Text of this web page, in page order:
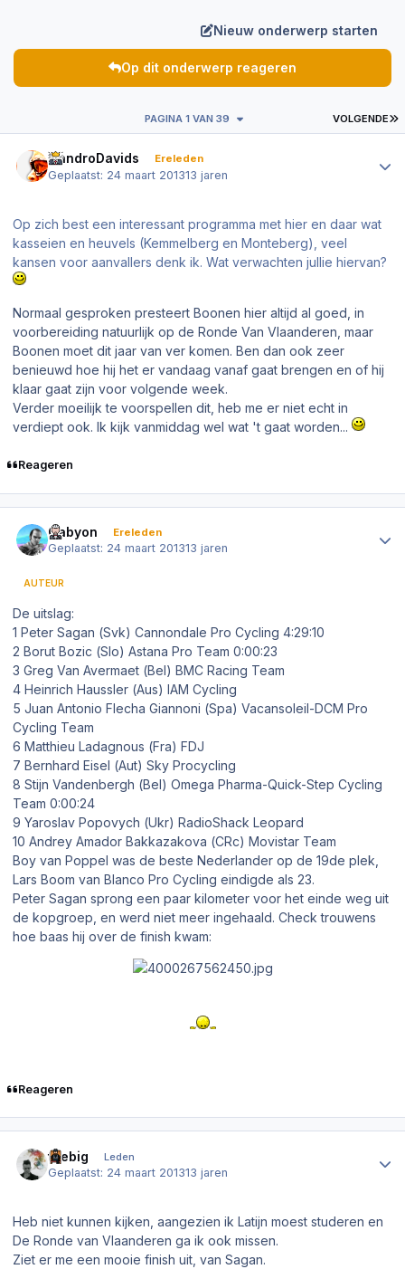
Nieuw onderwerp starten
Op dit onderwerp reageren
VOLGENDE
PAGINA 1 VAN 39
NandroDavids Ereleden
Geplaatst: 24 maart 201313 jaren
Op zich best een interessant programma met hier en daar wat
kasseien en heuvels (Kemmelberg en Monteberg), veel
kansen voor aanvallers denk ik. Wat verwachten jullie hiervan?
Normaal gesproken presteert Boonen hier altijd al goed, in
voorbereiding natuurlijk op de Ronde Van Vlaanderen, maar
Boonen moet dit jaar van ver komen. Ben dan ook zeer
benieuwd hoe hij het er vandaag vanaf gaat brengen en of hij
klaar gaat zijn voor volgende week.
Verder moeilijk te voorspellen dit, heb me er niet echt in
verdiept ook. Ik kijk vanmiddag wel wat 't gaat worden...
Reageren
Cabyon Ereleden
Geplaatst: 24 maart 201313 jaren
AUTEUR
De uitslag:
1 Peter Sagan (Svk) Cannondale Pro Cycling 4:29:10
2 Borut Bozic (Slo) Astana Pro Team 0:00:23
3 Greg Van Avermaet (Bel) BMC Racing Team
4 Heinrich Haussler (Aus) IAM Cycling
5 Juan Antonio Flecha Giannoni (Spa) Vacansoleil-DCM Pro
Cycling Team
6 Matthieu Ladagnous (Fra) FDJ
7 Bernhard Eisel (Aut) Sky Procycling
8 Stijn Vandenbergh (Bel) Omega Pharma-Quick-Step Cycling
Team 0:00:24
9 Yaroslav Popovych (Ukr) RadioShack Leopard
10 Andrey Amador Bakkazakova (CRc) Movistar Team
Boy van Poppel was de beste Nederlander op de 19de plek,
Lars Boom van Blanco Pro Cycling eindigde als 23.
Peter Sagan sprong een paar kilometer voor het einde weg uit
de kopgroep, en werd niet meer ingehaald. Check trouwens
hoe baas hij over de finish kwam:
Reageren
thebig Leden
Geplaatst: 24 maart 201313 jaren
Heb niet kunnen kijken, aangezien ik Latijn moest studeren en
De Ronde van Vlaanderen ga ik ook missen.
Ziet er me een mooie finish uit, van Sagan.